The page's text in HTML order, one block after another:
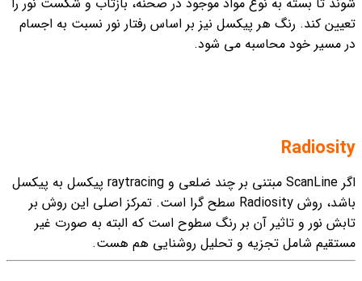
تعیین کند. رنگ هر پیکسل نیز بر اساس رفتار نور نسبت به اجسام
در مسیر خود محاسبه می شود.
Radiosity
اگر ScanLine مبتنی بر چند ضلعی و raytracing پیکسل به پیکسل
باشد، روش Radiosity سطح گرا است. تمرکز اصلی این روش بر
تابش نور و تاثیر آن بر رنگ سطوح است که البته به صورت غیر
مستقیم شامل تجزیه و تحلیل روشنایی هم هست.